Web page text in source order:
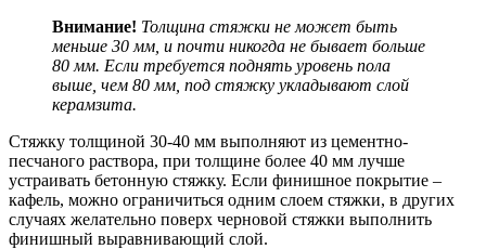
Внимание! Толщина стяжки не может быть
меньше 30 мм, и почти никогда не бывает больше
80 мм. Если требуется поднять уровень пола
выше, чем 80 мм, под стяжку укладывают слой
керамзита.
Стяжку толщиной 30-40 мм выполняют из цементно-
песчаного раствора, при толщине более 40 мм лучше
устраивать бетонную стяжку. Если финишное покрытие –
кафель, можно ограничиться одним слоем стяжки, в других
случаях желательно поверх черновой стяжки выполнить
финишный выравнивающий слой.